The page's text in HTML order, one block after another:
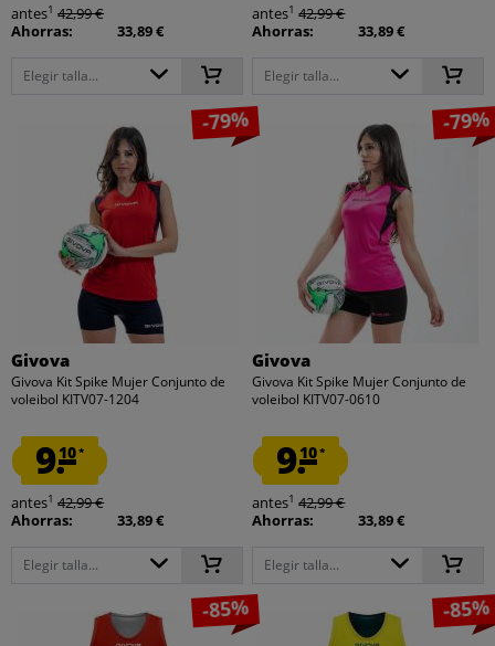
antes1 42,99 €
Ahorras:
33,89 €
Elegir talla...
antes1 42,99 €
Ahorras:
33,89 €
Elegir talla...
-79%
Givova
Givova Kit Spike Mujer Conjunto de
voleibol KITV07-1204
9.10*
antes1 42,99 €
Ahorras:
33,89 €
Elegir talla...
-79%
Givova
Givova Kit Spike Mujer Conjunto de
voleibol KITV07-0610
9.10*
antes1 42,99 €
Ahorras:
33,89 €
Elegir talla...
-85% -85%